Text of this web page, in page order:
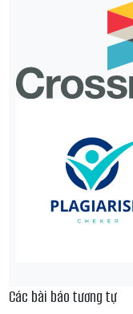
Các bài báo tương tự